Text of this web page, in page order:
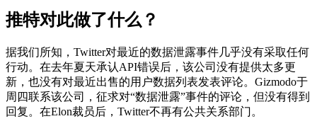
推特对此做了什么？
据我们所知，Twitter对最近的数据泄露事件几乎没有采取任何
行动。在去年夏天承认API错误后，该公司没有提供太多更
新，也没有对最近出售的用户数据列表发表评论。Gizmodo于
周四联系该公司，征求对“数据泄露”事件的评论，但没有得到
回复。在Elon裁员后，Twitter不再有公共关系部门。